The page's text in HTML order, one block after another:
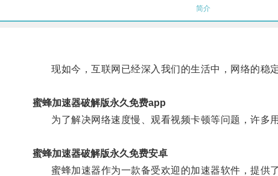
简介
现如今，互联网已经深入我们的生活中，网络的稳定
蜜蜂加速器破解版永久免费app
为了解决网络速度慢、观看视频卡顿等问题，许多用
蜜蜂加速器破解版永久免费安卓
蜜蜂加速器作为一款备受欢迎的加速器软件，提供了